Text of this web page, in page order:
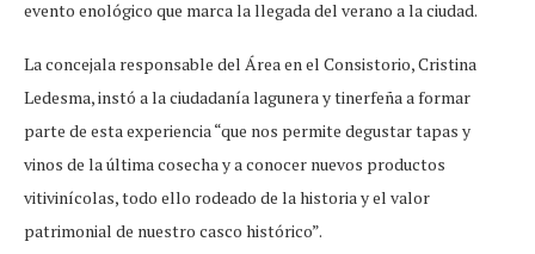
evento enológico que marca la llegada del verano a la ciudad.
La concejala responsable del Área en el Consistorio, Cristina
Ledesma, instó a la ciudadanía lagunera y tinerfeña a formar
parte de esta experiencia “que nos permite degustar tapas y
vinos de la última cosecha y a conocer nuevos productos
vitivinícolas, todo ello rodeado de la historia y el valor
patrimonial de nuestro casco histórico”.